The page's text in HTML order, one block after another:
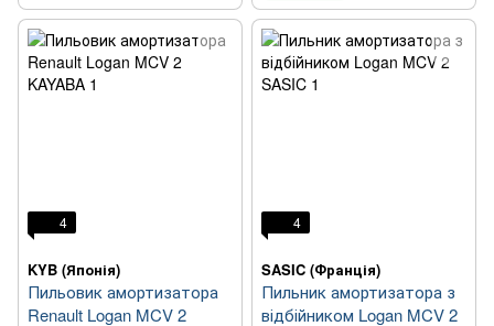
4
KYB (Японія)
Пильовик амортизатора
Renault Logan MCV 2
4
SASIC (Франція)
Пильник амортизатора з
відбійником Logan MCV 2